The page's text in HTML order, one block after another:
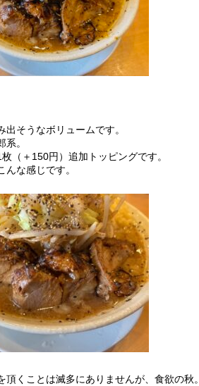
出そうなボリュームです。
系。
（＋150円）追加トッピングです。
んな感じです。
頂くことは滅多にありませんが、食欲の秋。